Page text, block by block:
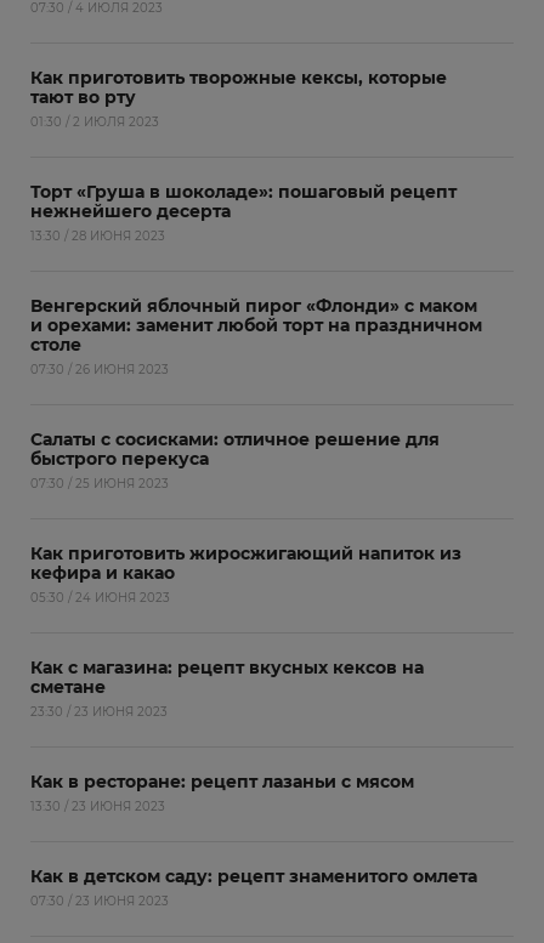
07:30 / 4 ИЮЛЯ 2023
Как приготовить творожные кексы, которые
тают во рту
01:30 / 2 ИЮЛЯ 2023
Торт «Груша в шоколаде»: пошаговый рецепт
нежнейшего десерта
13:30 / 28 ИЮНЯ 2023
Венгерский яблочный пирог «Флонди» с маком
и орехами: заменит любой торт на праздничном
столе
07:30 / 26 ИЮНЯ 2023
Салаты с сосисками: отличное решение для
быстрого перекуса
07:30 / 25 ИЮНЯ 2023
Как приготовить жиросжигающий напиток из
кефира и какао
05:30 / 24 ИЮНЯ 2023
Как с магазина: рецепт вкусных кексов на
сметане
23:30 / 23 ИЮНЯ 2023
Как в ресторане: рецепт лазаньи с мясом
13:30 / 23 ИЮНЯ 2023
Как в детском саду: рецепт знаменитого омлета
07:30 / 23 ИЮНЯ 2023